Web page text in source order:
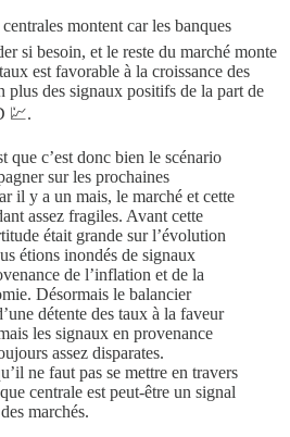
montent car les banques
si besoin, et le reste du marché monte
est favorable à la croissance des
plus des signaux positifs de la part de
💹.
que c’est donc bien le scénario
sur les prochaines
il y a un mais, le marché et cette
assez fragiles. Avant cette
était grande sur l’évolution
étions inondés de signaux
de l’inflation et de la
Désormais le balancier
détente des taux à la faveur
les signaux en provenance
assez disparates.
ne faut pas se mettre en travers
centrale est peut-être un signal
marchés.